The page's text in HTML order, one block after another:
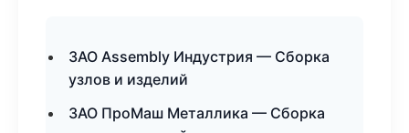
ЗАО Assembly Индустрия — Сборка
узлов и изделий
ЗАО ПроМаш Металлика — Сборка